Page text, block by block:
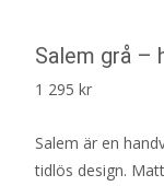
Salem grå –
1 295 kr
Salem är en
tidlös design.